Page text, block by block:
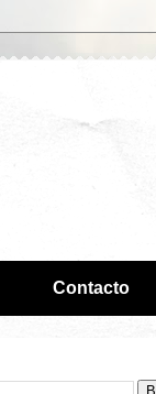
Contacto